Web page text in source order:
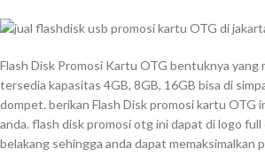
Flash Disk Promosi Kartu OTG bentuknya
tersedia kapasitas 4GB, 8GB, 16GB bisa di
dompet. berikan Flash Disk promosi kartu OTG
anda. flash disk promosi otg ini dapat di logo full
belakang sehingga anda dapat memaksimalkan